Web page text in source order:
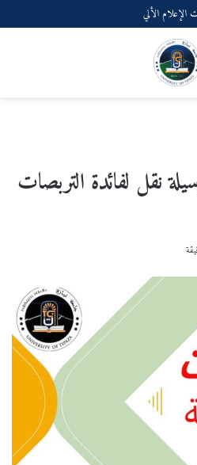
الإعلام الألي
نقل لفائدة التربصات